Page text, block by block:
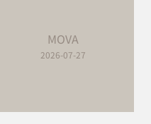
MOVA
2026-07-27